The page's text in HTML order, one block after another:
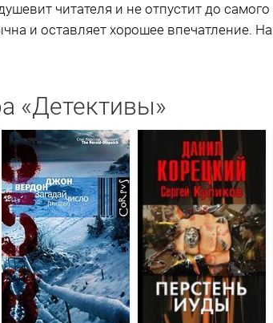
читателя и не отпустит до
и оставляет хорошее впечатление.
«Детективы»